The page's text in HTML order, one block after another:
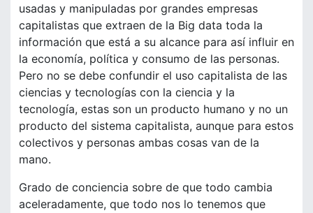
usadas y manipuladas por grandes empresas
capitalistas que extraen de la Big data toda la
información que está a su alcance para así influir en
la economía, política y consumo de las personas.
Pero no se debe confundir el uso capitalista de las
ciencias y tecnologías con la ciencia y la
tecnología, estas son un producto humano y no un
producto del sistema capitalista, aunque para estos
colectivos y personas ambas cosas van de la
mano.
Grado de conciencia sobre de que todo cambia
aceleradamente, que todo nos lo tenemos que